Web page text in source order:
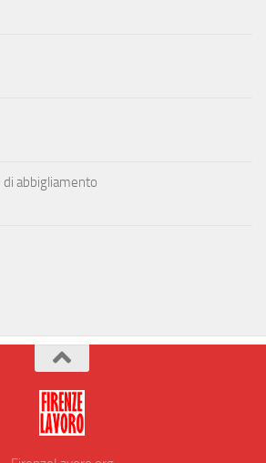
abbigliamento